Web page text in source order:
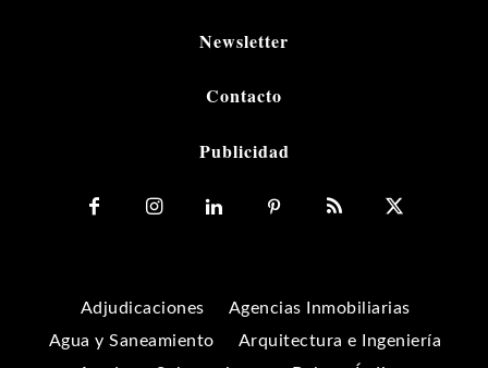
Newsletter
Contacto
Publicidad
Adjudicaciones
Agencias Inmobiliarias
Agua y Saneamiento
Arquitectura e Ingeniería